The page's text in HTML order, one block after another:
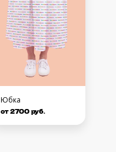
Юбка
от 2700 руб.